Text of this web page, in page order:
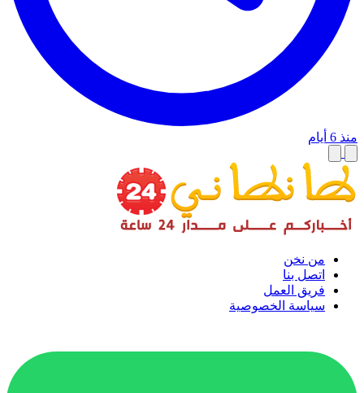
منذ 6 أيام
من نخن
اتصل بنا
فريق العمل
سياسة الخصوصية